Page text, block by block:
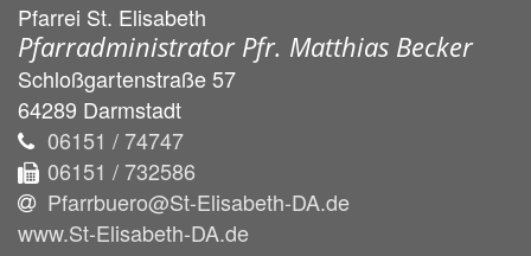
Pfarrei St. Elisabeth
Pfarradministrator Pfr. Matthias Becker
Schloßgartenstraße 57
64289 Darmstadt
06151 / 74747
06151 / 732586
Pfarrbuero@St-Elisabeth-DA.de
www.St-Elisabeth-DA.de